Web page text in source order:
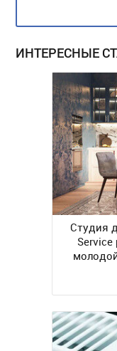
ИНТЕРЕСНЫЕ
Студия
Service